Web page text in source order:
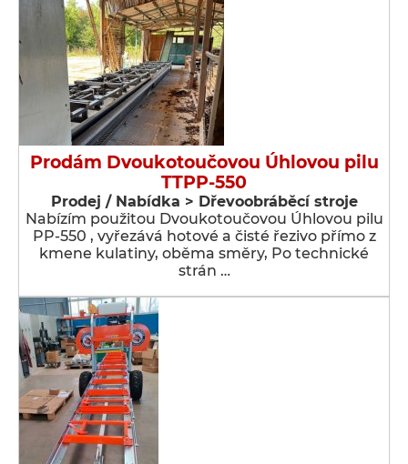
Prodám Dvoukotoučovou Úhlovou pilu
TTPP-550
Prodej / Nabídka > Dřevoobráběcí stroje
Nabízím použitou Dvoukotoučovou Úhlovou pilu
PP-550 , vyřezává hotové a čisté řezivo přímo z
kmene kulatiny, oběma směry, Po technické
strán …